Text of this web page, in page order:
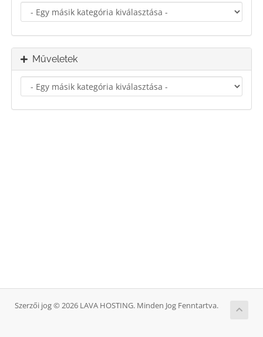
Műveletek
Szerzői jog © 2026 LAVA HOSTING. Minden Jog Fenntartva.